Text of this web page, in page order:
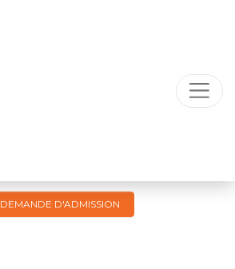
DEMANDE D'ADMISSION